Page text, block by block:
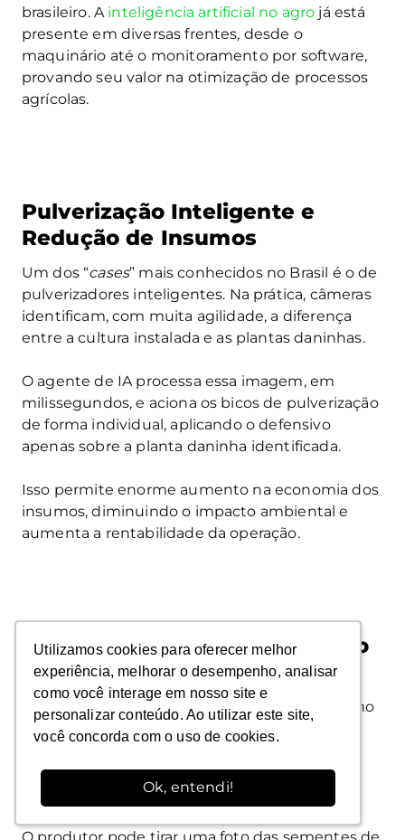
Utilizamos cookies para oferecer melhor
experiência, melhorar o desempenho, analisar
como você interage em nosso site e
personalizar conteúdo. Ao utilizar este site,
você concorda com o uso de cookies.
Ok, entendi!
Utilizamos cookies para oferecer melhor
experiência, melhorar o desempenho, analisar
como você interage em nosso site e
personalizar conteúdo. Ao utilizar este site,
você concorda com o uso de cookies.
Ok, entendi!
brasileiro. A inteligência artificial no agro já está
presente em diversas frentes, desde o
maquinário até o monitoramento por software,
provando seu valor na otimização de processos
agrícolas.
Pulverização Inteligente e
Redução de Insumos
Um dos “cases” mais conhecidos no Brasil é o de
pulverizadores inteligentes. Na prática, câmeras
identificam, com muita agilidade, a diferença
entre a cultura instalada e as plantas daninhas.
O agente de IA processa essa imagem, em
milissegundos, e aciona os bicos de pulverização
de forma individual, aplicando o defensivo
apenas sobre a planta daninha identificada.
Isso permite enorme aumento na economia dos
insumos, diminuindo o impacto ambiental e
aumenta a rentabilidade da operação.
Análise de Sementes por Visão
Computacional
A IA também está sendo aplicada antes mesmo
do plantio. Startups brasileiras, por exemplo, já
computacional para analisar a qualidade de